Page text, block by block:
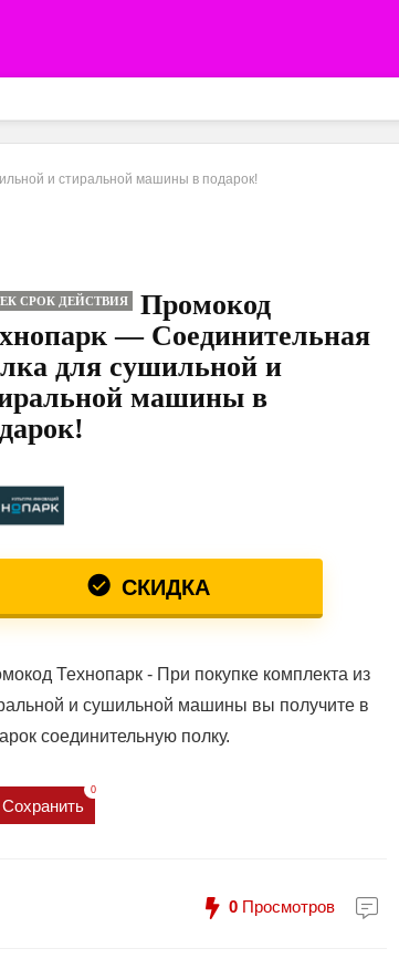
и стиральной машины в подарок!
СРОК ДЕЙСТВИЯ
Промокод
— Соединительная
для сушильной и
машины в
СКИДКА
Технопарк - При покупке комплекта из
и сушильной машины вы получите в
соединительную полку.
Сохранить
0
0 Просмотров